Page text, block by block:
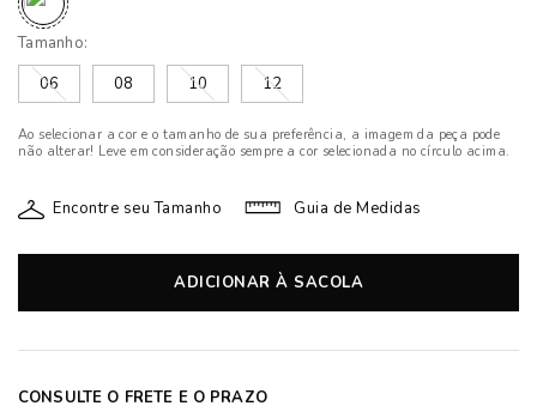
Tamanho:
06
08 10 12
Ao selecionar a cor e o tamanho de sua preferência, a imagem da peça pode
não alterar! Leve em consideração sempre a cor selecionada no círculo acima.
Encontre seu Tamanho Guia de Medidas
ADICIONAR À SACOLA